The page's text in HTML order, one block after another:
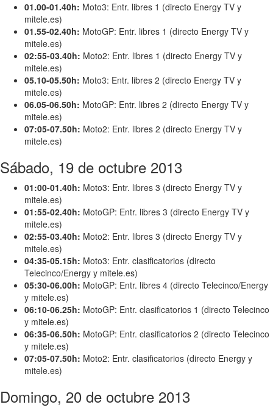
01.00-01.40h: Moto3: Entr. libres 1 (directo Energy TV y
mitele.es)
01.55-02.40h: MotoGP: Entr. libres 1 (directo Energy TV y
mitele.es)
02:55-03.40h: Moto2: Entr. libres 1 (directo Energy TV y
mitele.es)
05.10-05.50h: Moto3: Entr. libres 2 (directo Energy TV y
mitele.es)
06.05-06.50h: MotoGP: Entr. libres 2 (directo Energy TV y
mitele.es)
07:05-07.50h: Moto2: Entr. libres 2 (directo Energy TV y
mitele.es)
Sábado, 19 de octubre 2013
01:00-01.40h: Moto3: Entr. libres 3 (directo Energy TV y
mitele.es)
01:55-02.40h: MotoGP: Entr. libres 3 (directo Energy TV y
mitele.es)
02:55-03.40h: Moto2: Entr. libres 3 (directo Energy TV y
mitele.es)
04:35-05.15h: Moto3: Entr. clasificatorios (directo
Telecinco/Energy y mitele.es)
05:30-06.00h: MotoGP: Entr. libres 4 (directo Telecinco/Energy
y mitele.es)
06:10-06.25h: MotoGP: Entr. clasificatorios 1 (directo Telecinco
y mitele.es)
06:35-06.50h: MotoGP: Entr. clasificatorios 2 (directo Telecinco
y mitele.es)
07:05-07.50h: Moto2: Entr. clasificatorios (directo Energy y
mitele.es)
Domingo, 20 de octubre 2013